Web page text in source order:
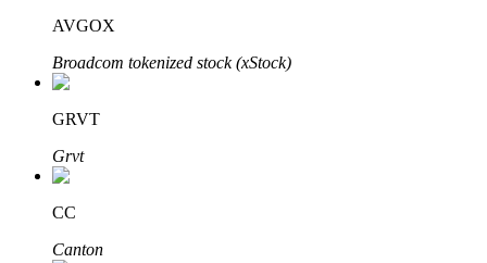
定投理财
享受活期理財及長期收益
AVGOX
Broadcom tokenized stock (xStock)
GRVT
Grvt
CC
Canton